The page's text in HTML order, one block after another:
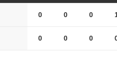
0 0 0
0 0 0